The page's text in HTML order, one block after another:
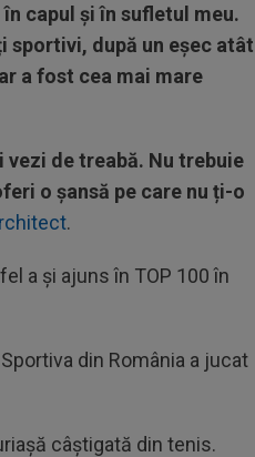
capul și în sufletul meu.
sportivi, după un eșec atât
a fost cea mai mare
de treabă. Nu trebuie
o șansă pe care nu ți-o
.
a și ajuns în TOP 100 în
din România a jucat
câștigată din tenis.